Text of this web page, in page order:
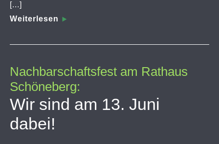
[...]
Weiterlesen
Nachbarschaftsfest am Rathaus
Schöneberg:
Wir sind am 13. Juni
dabei!